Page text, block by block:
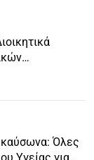
με τα
Όλες